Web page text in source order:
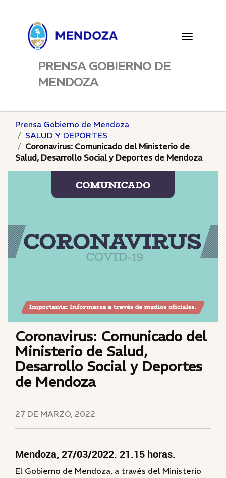
Toggle
PRENSA GOBIERNO DE
MENDOZA
Prensa Gobierno de Mendoza
SALUD Y DEPORTES
Coronavirus: Comunicado del Ministerio de
Salud, Desarrollo Social y Deportes de Mendoza
Coronavirus: Comunicado del
Ministerio de Salud,
Desarrollo Social y Deportes
de Mendoza
27 DE MARZO, 2022
Mendoza, 27/03/2022. 21.15 horas.
El Gobierno de Mendoza, a través del Ministerio